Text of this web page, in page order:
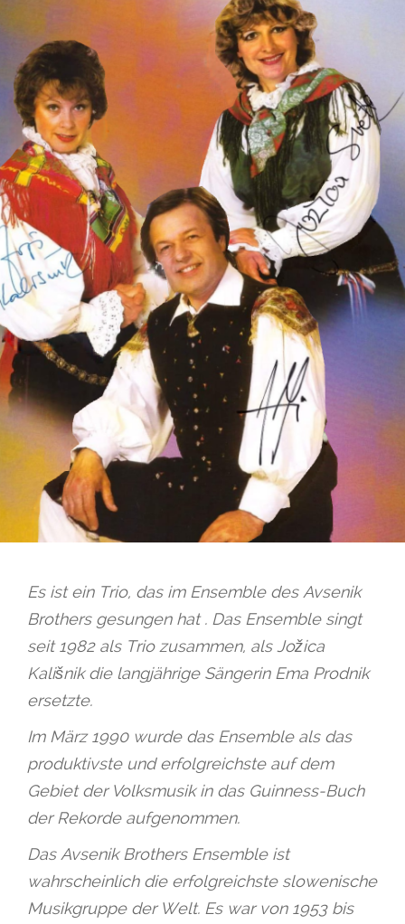
Es ist ein Trio, das im Ensemble des Avsenik
Brothers gesungen hat . Das Ensemble singt
seit 1982 als Trio zusammen, als Jožica
Kališnik die langjährige Sängerin Ema Prodnik
ersetzte.
Im März 1990 wurde das Ensemble als das
produktivste und erfolgreichste auf dem
Gebiet der Volksmusik in das Guinness-Buch
der Rekorde aufgenommen.
Das Avsenik Brothers Ensemble ist
wahrscheinlich die erfolgreichste slowenische
Musikgruppe der Welt. Es war von 1953 bis